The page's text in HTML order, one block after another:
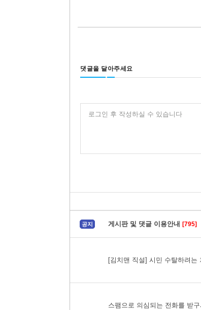
댓글을 달아주세요
로그인 후 작성하실 수 있습니다
공지 게시판 및 댓글 이용안내 [795]
[김치맨 직설] 시민 수탈하려는
스팸으로 의심되는 전화를 받